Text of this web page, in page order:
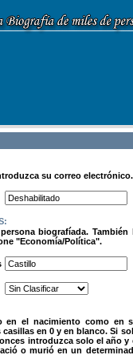
su correo electrónico.
biografíada. También
"Economía/Política".
el nacimiento como en
en 0 y en blanco. Si
introduzca solo el año y
o murió en un